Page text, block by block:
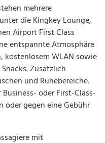
mehrere
die Kingkey Lounge,
Airport First Class
entspannte Atmosphäre
kostenlosem WLAN sowie
Zusätzlich
und Ruhebereiche.
oder First-Class-
gegen eine Gebühr
mit